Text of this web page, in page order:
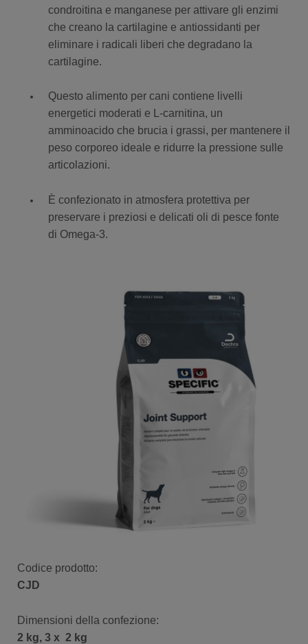
condroitina e manganese per attivare gli enzimi
che creano la cartilagine e antiossidanti per
eliminare i radicali liberi che degradano la
cartilagine.
Questo alimento per cani contiene livelli
energetici moderati e L-carnitina, un
amminoacido che brucia i grassi, per mantenere il
peso corporeo ideale e ridurre la pressione sulle
articolazioni.
È confezionato in atmosfera protettiva per
preservare i preziosi e delicati oli di pesce fonte
di Omega-3.
Codice prodotto:
CJD
Dimensioni della confezione:
2 kg, 3 x 2 kg